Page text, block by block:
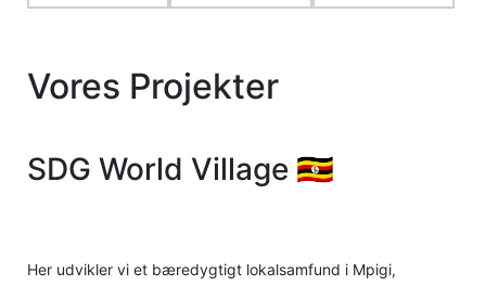
Vores Projekter
SDG World Village 🇺🇬
Her udvikler vi et bæredygtigt lokalsamfund i Mpigi,